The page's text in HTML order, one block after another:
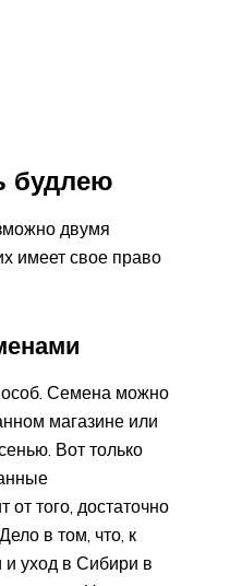
будлею
двумя
имеет свое право
Семена можно
магазине или
Вот только
от того, достаточно
в том, что, к
и уход в Сибири в